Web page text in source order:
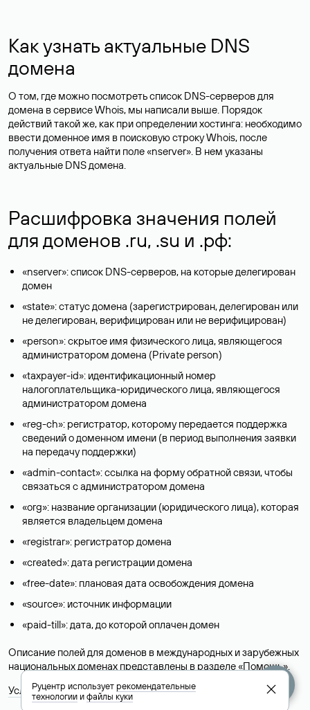
Как узнать актуальные DNS
домена
О том, где можно посмотреть список DNS-серверов для
домена в сервисе Whois, мы написали выше. Порядок
действий такой же, как при определении хостинга: необходимо
ввести доменное имя в поисковую строку Whois, после
получения ответа найти поле «nserver». В нем указаны
актуальные DNS домена.
Расшифровка значения полей
для доменов .ru, .su и .рф:
«nserver»: список DNS-серверов, на которые делегирован
домен
«state»: статус домена (зарегистрирован, делегирован или
не делегирован, верифицирован или не верифицирован)
«person»: скрытое имя физического лица, являющегося
администратором домена (Privatе person)
«taxpayer-id»: идентификационный номер
налогоплательщика-юридического лица, являющегося
администратором домена
«reg-ch»: регистратор, которому передается поддержка
сведений о доменном имени (в период выполнения заявки
на передачу поддержки)
«admin-contact»: ссылка на форму обратной связи, чтобы
связаться с администратором домена
«org»: название организации (юридического лица), которая
является владельцем домена
«registrar»: регистратор домена
«created»: дата регистрации домена
«free-date»: плановая дата освобождения домена
«source»: источник информации
«paid-till»: дата, до которой оплачен домен
Описание полей для доменов в международных и зарубежных
национальных доменах представлены в разделе «Помощь».
Условия использования Whois-сервиса
Руцентр используетрекомендательные
технологииифайлы куки